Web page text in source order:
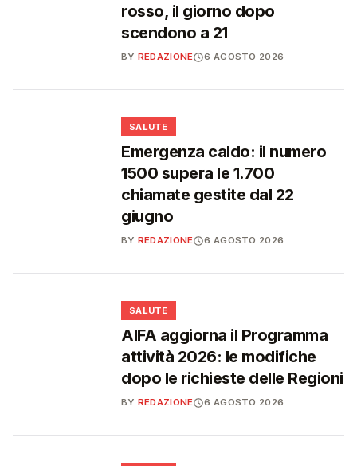
rosso, il giorno dopo
scendono a 21
BY REDAZIONE 6 AGOSTO 2026
SALUTE
Emergenza caldo: il numero
1500 supera le 1.700
chiamate gestite dal 22
giugno
BY REDAZIONE 6 AGOSTO 2026
SALUTE
AIFA aggiorna il Programma
attività 2026: le modifiche
dopo le richieste delle Regioni
BY REDAZIONE 6 AGOSTO 2026